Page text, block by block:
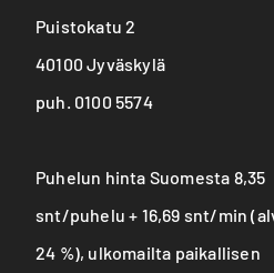
Puistokatu 2
40100 Jyväskylä
puh. 0100 5574
Puhelun hinta Suomesta 8,35
snt/puhelu + 16,69 snt/min
24 %), ulkomailta paikallisen